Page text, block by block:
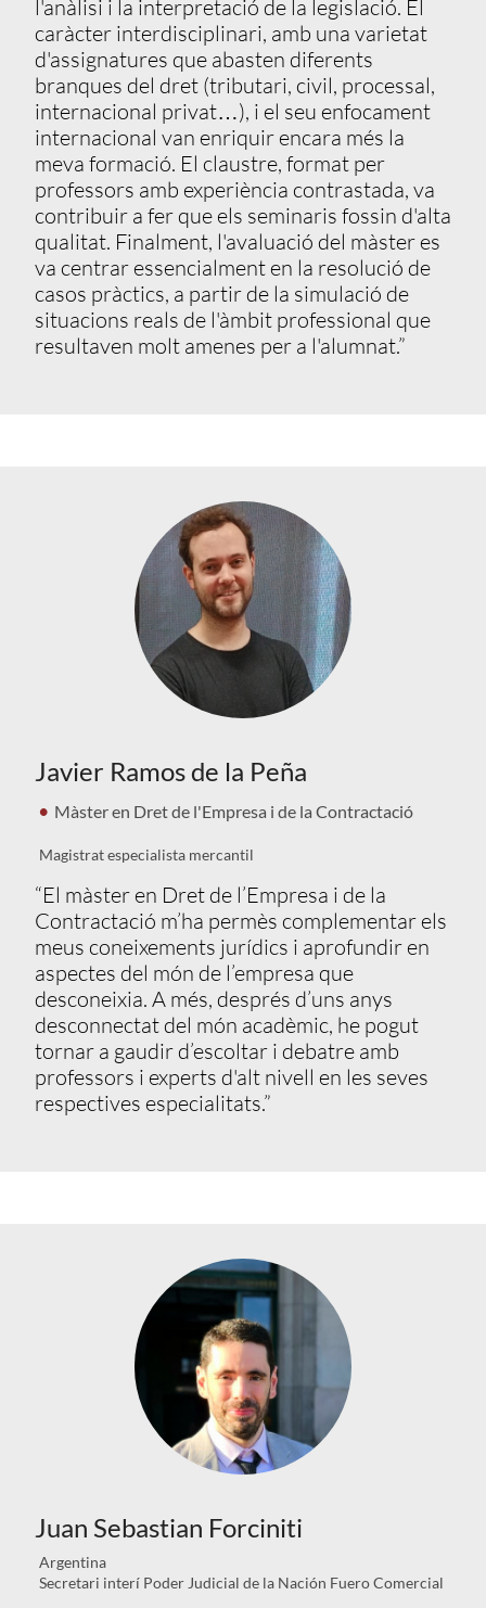
l'anàlisi i la interpretació de la legislació. El
caràcter interdisciplinari, amb una varietat
d'assignatures que abasten diferents
branques del dret (tributari, civil, processal,
internacional privat…), i el seu enfocament
internacional van enriquir encara més la
meva formació. El claustre, format per
professors amb experiència contrastada, va
contribuir a fer que els seminaris fossin d'alta
qualitat. Finalment, l'avaluació del màster es
va centrar essencialment en la resolució de
casos pràctics, a partir de la simulació de
situacions reals de l'àmbit professional que
resultaven molt amenes per a l'alumnat.”
Javier Ramos de la Peña
Màster en Dret de l'Empresa i de la Contractació
Magistrat especialista mercantil
“El màster en Dret de l’Empresa i de la
Contractació m’ha permès complementar els
meus coneixements jurídics i aprofundir en
aspectes del món de l’empresa que
desconeixia. A més, després d’uns anys
desconnectat del món acadèmic, he pogut
tornar a gaudir d’escoltar i debatre amb
professors i experts d'alt nivell en les seves
respectives especialitats.”
Juan Sebastian Forciniti
Argentina
Secretari interí Poder Judicial de la Nación Fuero Comercial